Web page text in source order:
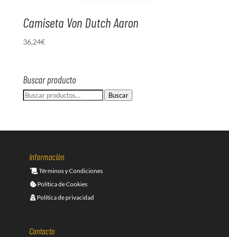
Camiseta Von Dutch Aaron
36,24€
Buscar producto
Buscar
Buscar
Información
Términos y Condiciones
Política de Cookies
Política de privacidad
Contacto